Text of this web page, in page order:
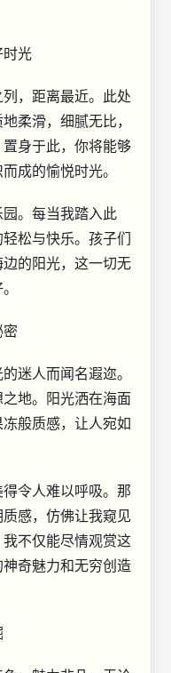
时光
，距离最近。此处
柔滑，细腻无比，
身于此，你将能够
成的愉悦时光。
。每当我踏入此
松与快乐。孩子们
的阳光，这一切无
迷人而闻名遐迩。
地。阳光洒在海面
般质感，让人宛如
令人难以呼吸。那
感，仿佛让我窥见
不仅能尽情观赏这
奇魅力和无穷创造